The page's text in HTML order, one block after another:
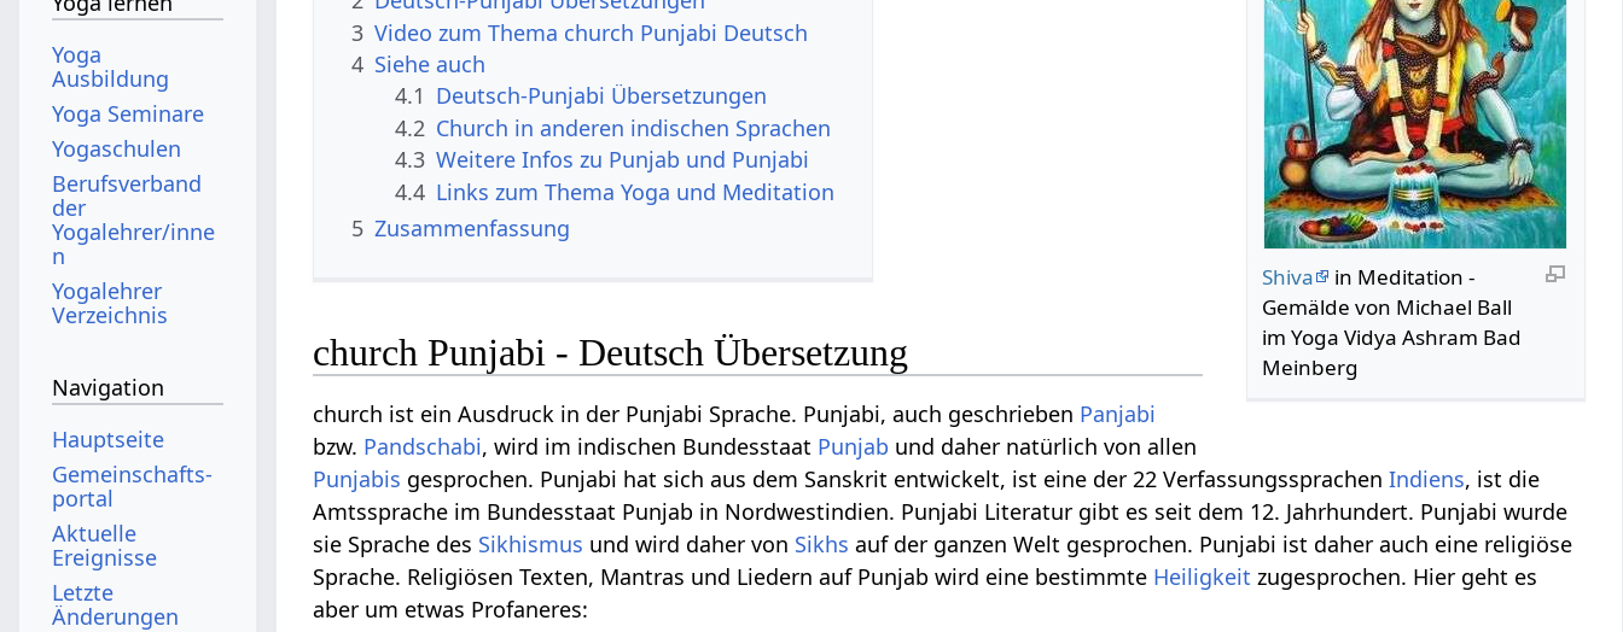
Shiva
in Meditation -
Gemälde von Michael Ball
im Yoga Vidya Ashram Bad
Meinberg
3 Video zum Thema church Punjabi Deutsch
4 Siehe auch
4.1 Deutsch-Punjabi Übersetzungen
4.2 Church in anderen indischen Sprachen
4.3 Weitere Infos zu Punjab und Punjabi
4.4 Links zum Thema Yoga und Meditation
5 Zusammenfassung
church Punjabi - Deutsch Übersetzung
church ist ein Ausdruck in der Punjabi Sprache. Punjabi, auch geschrieben Panjabi
bzw. Pandschabi, wird im indischen Bundesstaat Punjab und daher natürlich von allen
Punjabis gesprochen. Punjabi hat sich aus dem Sanskrit entwickelt, ist eine der 22 VerfassungssprachenIndiens, ist die
Amtssprache im Bundesstaat Punjab in Nordwestindien. Punjabi Literatur gibt es seit dem 12. Jahrhundert. Punjabi wurde
sie Sprache des Sikhismus und wird daher von Sikhs auf der ganzen Welt gesprochen. Punjabi ist daher auch eine religiöse
Sprache. Religiösen Texten, Mantras und Liedern auf Punjab wird eine bestimmte Heiligkeit zugesprochen. Hier geht es
aber um etwas Profaneres:
Yoga
Ausbildung
Yoga Seminare
Yogaschulen
Berufsverband
der
Yogalehrer/inne
n
Yogalehrer
Verzeichnis
Navigation
Hauptseite
Gemeinschafts­
portal
Aktuelle
Ereignisse
Letzte
Änderungen